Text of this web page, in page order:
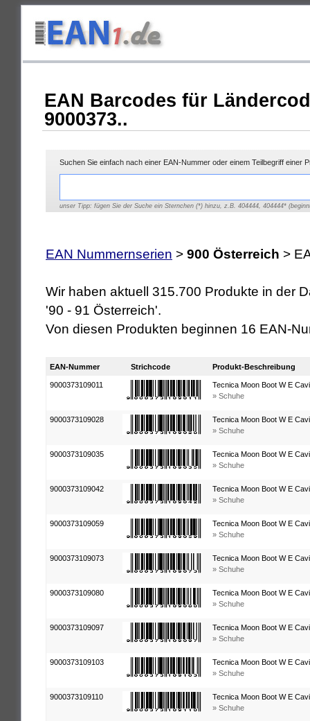
EAN Barcodes für
9000373..
Suchen Sie einfach nach einer EAN-Nummer oder einem Teilbegriff einer
unser Tipp: fügen Sie der Suche ein Sternchen (*) hinzu, z.B. 404444, 404444*
EAN Nummernserien > 900 Österreich >
Wir haben aktuell 315.700 Produkte in der
'90 - 91 Österreich'.
Von diesen Produkten beginnen 16 EAN-
EAN-Nummer Strichcode Produkt-Beschreibung
9000373109011
Tecnica Moon Boot W E
» Schuhe
9000373109028
Tecnica Moon Boot W E
» Schuhe
9000373109035
Tecnica Moon Boot W E
» Schuhe
9000373109042
Tecnica Moon Boot W E
» Schuhe
9000373109059
Tecnica Moon Boot W E
» Schuhe
9000373109073
Tecnica Moon Boot W E
» Schuhe
9000373109080
Tecnica Moon Boot W E
» Schuhe
9000373109097
Tecnica Moon Boot W E
» Schuhe
9000373109103
Tecnica Moon Boot W E
» Schuhe
9000373109110
Tecnica Moon Boot W E
» Schuhe